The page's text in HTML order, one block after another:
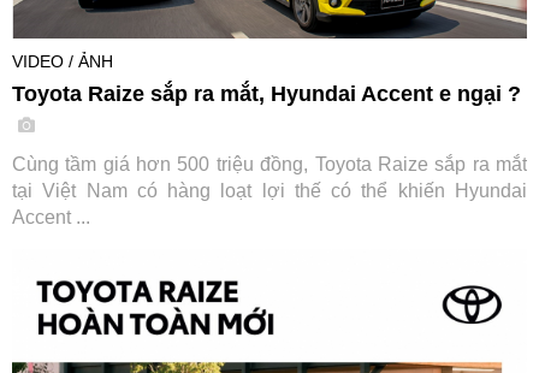
VIDEO / ẢNH
Toyota Raize sắp ra mắt, Hyundai Accent e ngại ?
Cùng tầm giá hơn 500 triệu đồng, Toyota Raize sắp ra mắt
tại Việt Nam có hàng loạt lợi thế có thể khiến Hyundai
Accent ...